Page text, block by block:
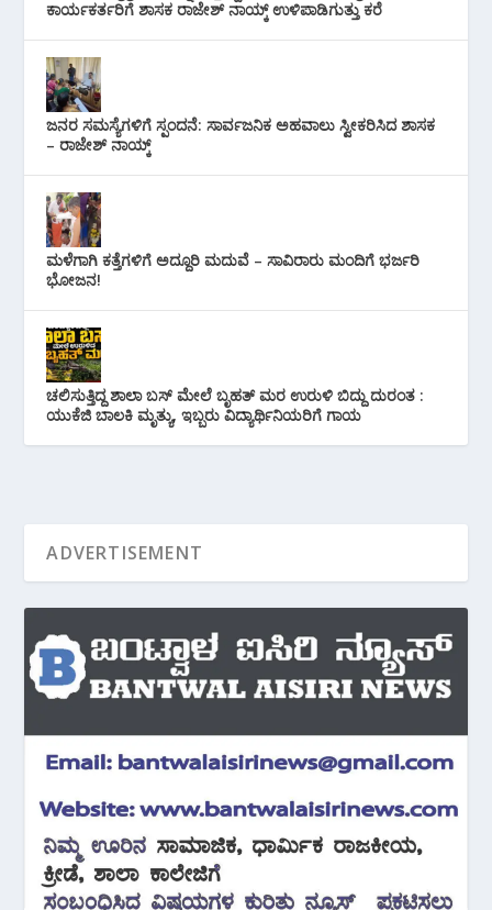
ಕಾರ್ಯಕರ್ತರಿಗೆ ಶಾಸಕ ರಾಜೇಶ್ ನಾಯ್ಕ್ ಉಳಿಪಾಡಿಗುತ್ತು ಕರೆ
ಜನರ ಸಮಸ್ಯೆಗಳಿಗೆ ಸ್ಪಂದನೆ: ಸಾರ್ವಜನಿಕ ಅಹವಾಲು ಸ್ವೀಕರಿಸಿದ ಶಾಸಕ
– ರಾಜೇಶ್ ನಾಯ್ಕ್
ಮಳೆಗಾಗಿ ಕತ್ತೆಗಳಿಗೆ ಅದ್ದೂರಿ ಮದುವೆ – ಸಾವಿರಾರು ಮಂದಿಗೆ ಭರ್ಜರಿ
ಭೋಜನ!
ಚಲಿಸುತ್ತಿದ್ದ ಶಾಲಾ ಬಸ್ ಮೇಲೆ ಬೃಹತ್ ಮರ ಉರುಳಿ ಬಿದ್ದು ದುರಂತ :
ಯುಕೆಜಿ ಬಾಲಕಿ ಮೃತ್ಯು, ಇಬ್ಬರು ವಿದ್ಯಾರ್ಥಿನಿಯರಿಗೆ ಗಾಯ